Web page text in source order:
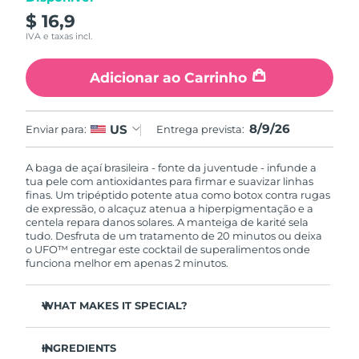
$ 16,9
IVA e taxas incl.
Adicionar ao Carrinho
Enviar para: US Entrega prevista: 8/9/26
A baga de açaí brasileira - fonte da juventude - infunde a
tua pele com antioxidantes para firmar e suavizar linhas
finas. Um tripéptido potente atua como botox contra rugas
de expressão, o alcaçuz atenua a hiperpigmentação e a
centela repara danos solares. A manteiga de karité sela
tudo. Desfruta de um tratamento de 20 minutos ou deixa
o UFO™ entregar este cocktail de superalimentos onde
funciona melhor em apenas 2 minutos.
WHAT MAKES IT SPECIAL?
hidratação rica, zero poros obstruídos.
INGREDIENTS
Luxemburgo
China
Entrega prevista8/10/26
Malásia Entrega prevista8/11/26
Malta Entrega prevista8/8/26
México Entrega prevista8/12/26
Mônaco Entrega prevista8/9/26
Países Baixos Entrega prevista